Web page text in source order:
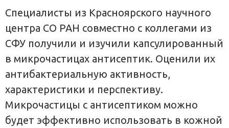
Специалисты из Красноярского научного
центра СО РАН совместно с коллегами из
СФУ получили и изучили капсулированный
в микрочастицах антисептик. Оценили их
антибактериальную активность,
характеристики и перспективу.
Микрочастицы с антисептиком можно
будет эффективно использовать в кожной